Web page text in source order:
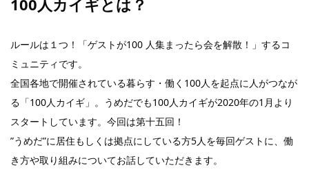
100人カイギとは？
ルールは１つ！「ゲストが100 人集まったら会を解散！」するコ
ミュニティです。
全国各地で開催されている暮らす・働く100人を起点に人がつなが
る「100人カイギ」。うめだでも100人カイギが2020年の1月より
スタートしています。今回は第十五回！
”うめだ”に居住もしくは拠点にしている方5人を毎回ゲストに、働
き方や取り組みについてお話していただきます。